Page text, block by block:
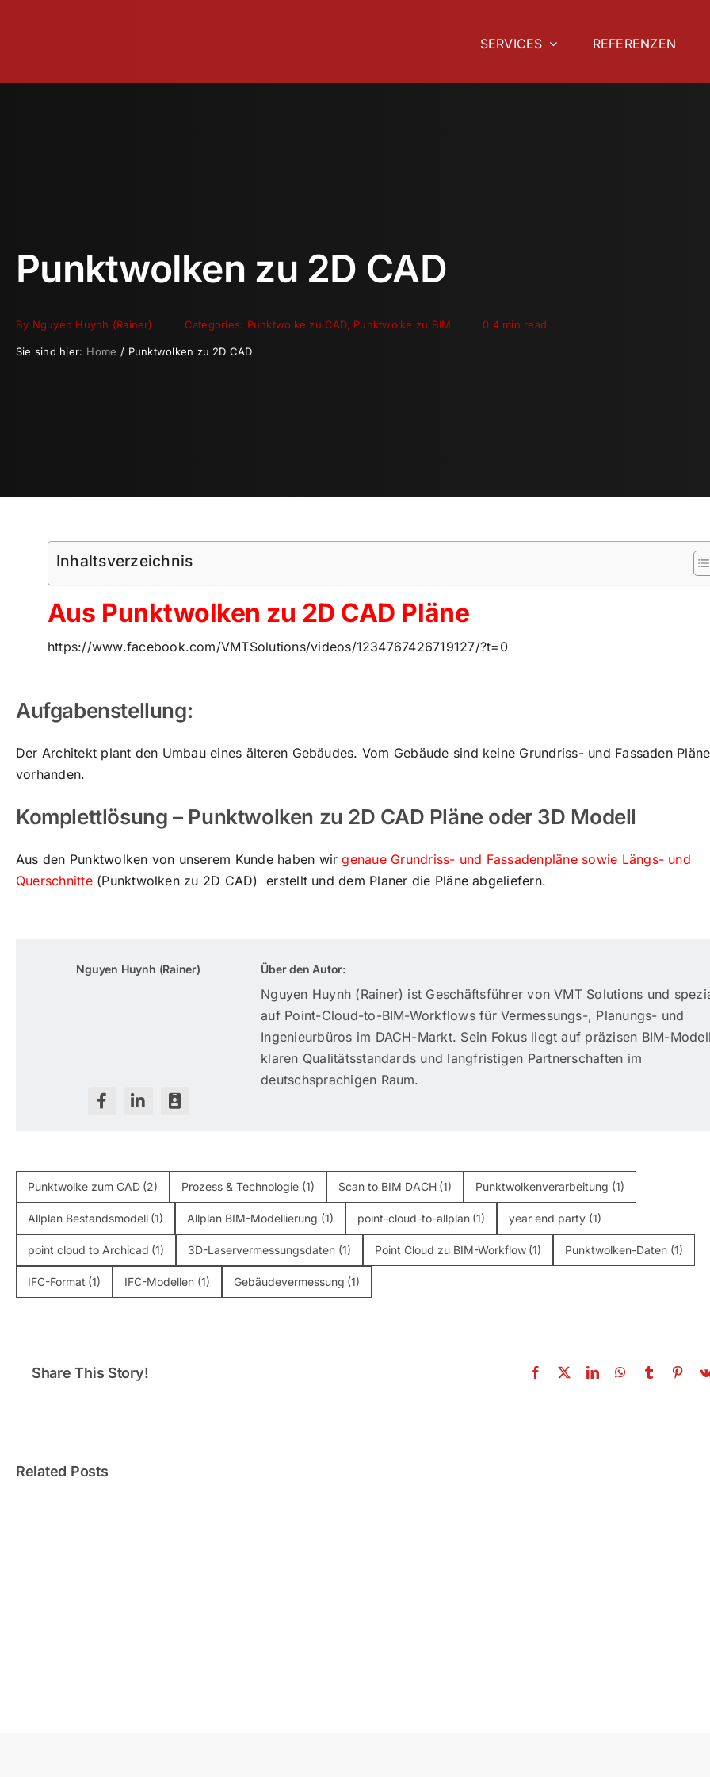
SERVICES REFERENZEN
Punktwolken zu 2D CAD
By Nguyen Huynh (Rainer) Categories: Punktwolke zu CAD, Punktwolke zu BIM 0,4 min read
Sie sind hier: Home Punktwolken zu 2D CAD
Inhaltsverzeichnis
Aus Punktwolken zu 2D CAD Pläne
https://www.facebook.com/VMTSolutions/videos/1234767426719127/?t=0
Aufgabenstellung:
Der Architekt plant den Umbau eines älteren Gebäudes. Vom Gebäude sind keine Grundriss- und Fassaden Pläne
vorhanden.
Komplettlösung – Punktwolken zu 2D CAD Pläne oder 3D Modell
Aus den Punktwolken von unserem Kunde haben wirgenaue Grundriss- und Fassadenpläne sowie Längs- und
Querschnitte(Punktwolken zu 2D CAD) erstellt und dem Planer die Pläne abgeliefern.
Nguyen Huynh (Rainer) Über den Autor:
Nguyen Huynh (Rainer) ist Geschäftsführer von VMT Solutions und
auf Point-Cloud-to-BIM-Workflows für Vermessungs-, Planungs- und
Ingenieurbüros im DACH-Markt. Sein Fokus liegt auf präzisen BIM-
klaren Qualitätsstandards und langfristigen Partnerschaften im
deutschsprachigen Raum.
Punktwolke zum CAD (2) Prozess & Technologie (1) Scan to BIM DACH (1) Punktwolkenverarbeitung (1)
Allplan Bestandsmodell (1) Allplan BIM-Modellierung (1) point-cloud-to-allplan (1) year end party (1)
point cloud to Archicad (1) 3D-Laservermessungsdaten (1) Point Cloud zu BIM-Workflow (1) Punktwolken-Daten (1)
IFC-Format (1) IFC-Modellen (1) Gebäudevermessung (1)
Share This Story!
Related Posts